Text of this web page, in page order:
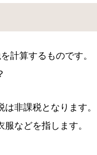
計算するものです。
非課税となります。
などを指します。